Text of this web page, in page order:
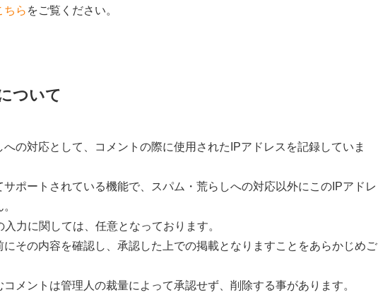
ちら をご覧ください。
ついて
の対応として、コメントの際に使用されたIPアドレスを記録していま
ポートされている機能で、スパム・荒らしへの対応以外にこのIPアドレ
力に関しては、任意となっております。
その内容を確認し、承認した上での掲載となりますことをあらかじめご
メントは管理人の裁量によって承認せず、削除する事があります。